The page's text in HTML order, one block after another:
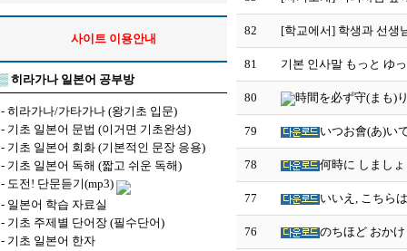
사이트 이용안내
▒히라가나 일본어 공부방
- 히라가나/가타가나 (왕기초 입문)
- 기초 일본어 문법 (이거면 기초완성)
- 기초 일본어 회화 (기본적인 문장 응용)
- 기초 일본어 독해 (짧고 쉬운 독해)
- 도전! 단문듣기(mp3)
- 일본어 학습 자료실
- 기초 주제별 단어장 (필수단어)
- 기초 일본어 한자
82 [학교에서] 학생과 선생
81 기본 인사말 もっと ゆ
80 時間を必ず守(まも)
79 いつお會(あ)い
78 何時に しまし
77 いいえ, こちら
76 のちほど おか